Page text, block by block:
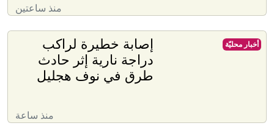
منذ ساعتين
إصابة خطيرة لراكب
دراجة نارية إثر حادث
طرق في نوف هجليل
منذ ساعة
أخبار محليّة